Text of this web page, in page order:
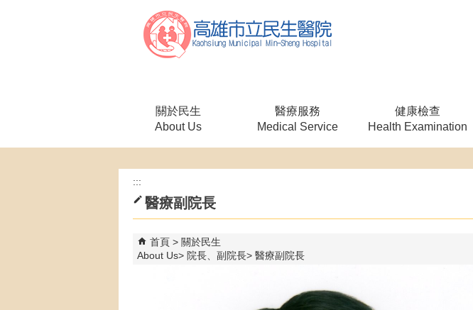
關於民生
About Us
醫療服務
Medical Service
健康檢查
Health Examination
:::
醫療副院長
首頁
關於民生
About Us
院長、副院長 醫療副院長